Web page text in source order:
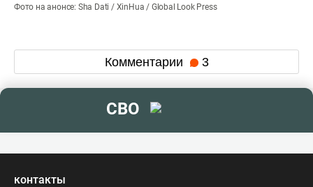
Фото на анонсе: Sha Dati / XinHua / Global Look Press
Комментарии 3
СВО
контакты